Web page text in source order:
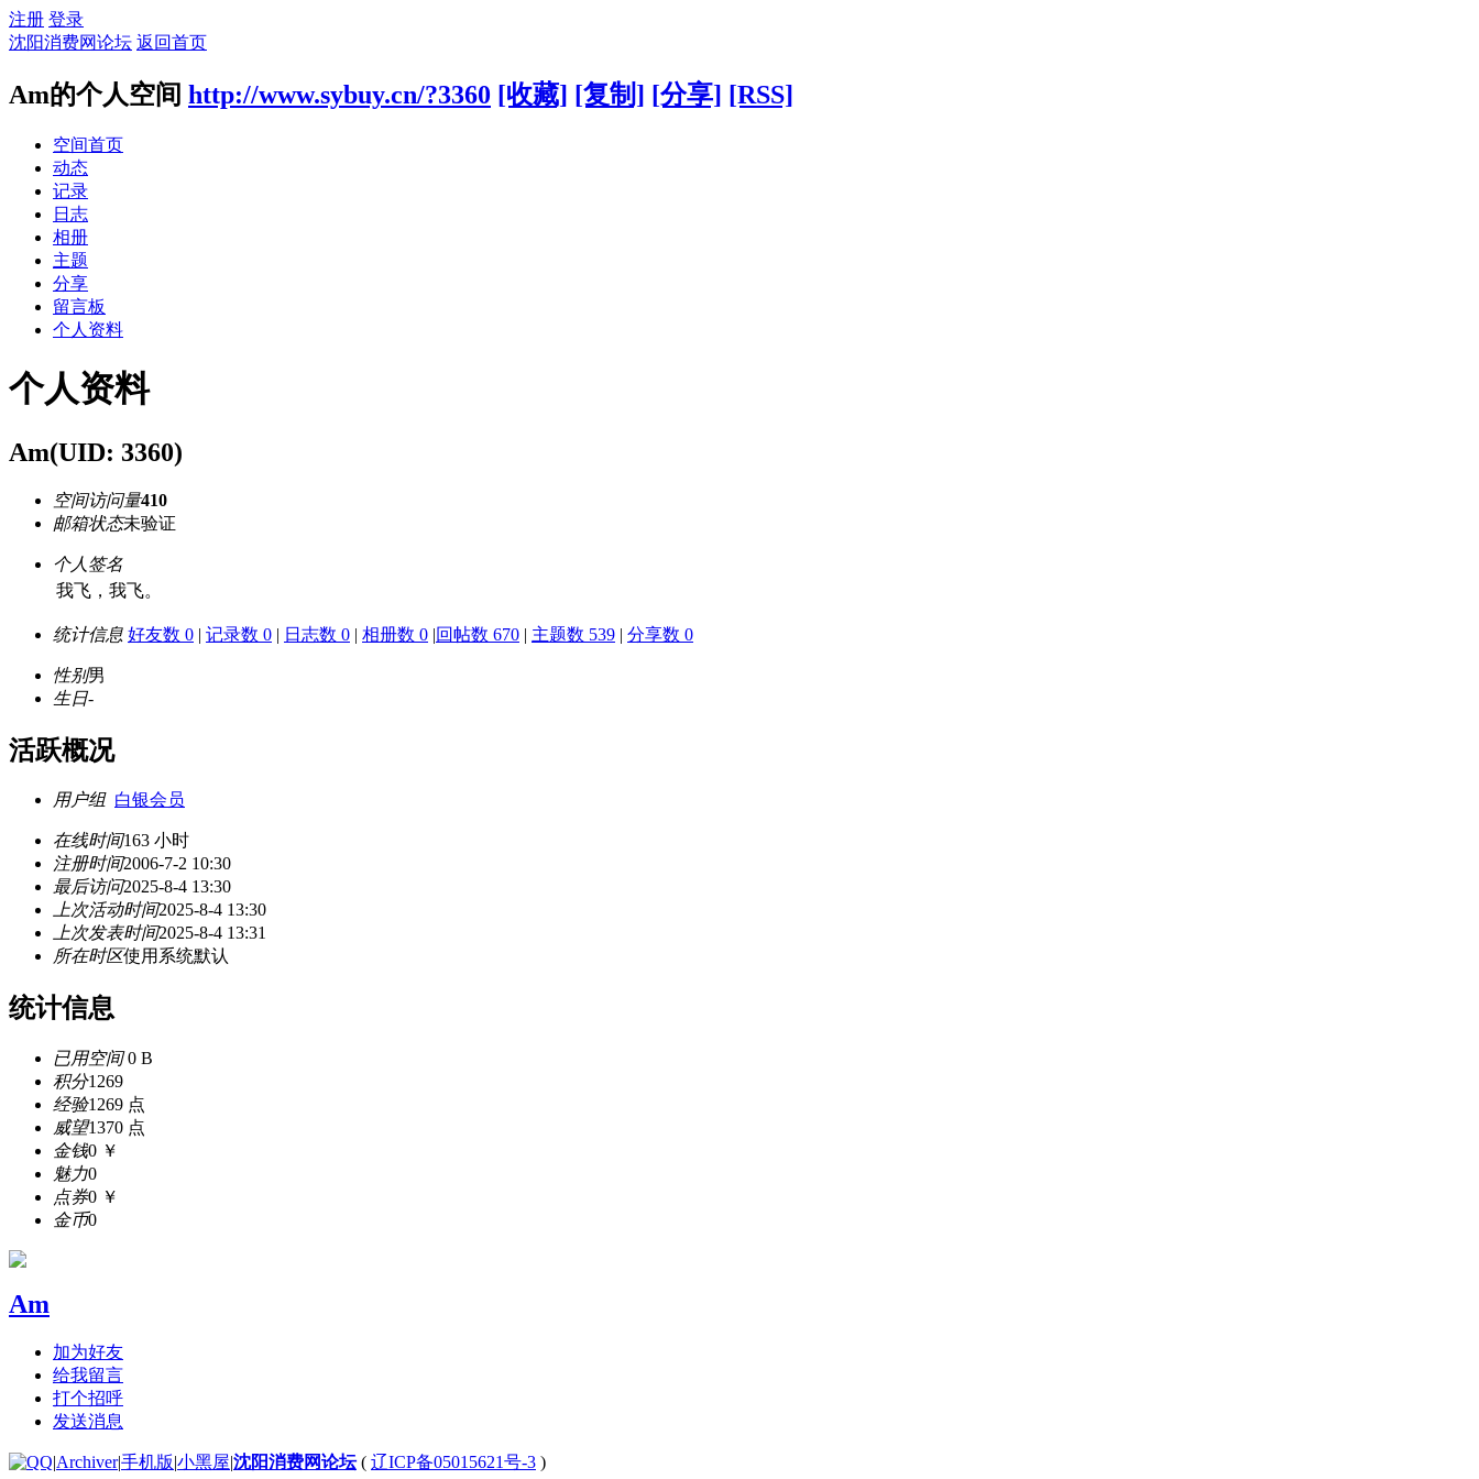
注册 登录
沈阳消费网论坛 返回首页
Am的个人空间 http://www.sybuy.cn/?3360 [收藏] [复制] [分享] [RSS]
空间首页
动态
记录
日志
相册
主题
分享
留言板
个人资料
个人资料
Am(UID: 3360)
空间访问量410
邮箱状态未验证
个人签名
我飞，我飞。
统计信息 好友数 0 | 记录数 0 | 日志数 0 | 相册数 0 |回帖数 670 | 主题数 539 | 分享数 0
性别男
生日-
活跃概况
用户组 白银会员
在线时间163 小时
注册时间2006-7-2 10:30
最后访问2025-8-4 13:30
上次活动时间2025-8-4 13:30
上次发表时间2025-8-4 13:31
所在时区使用系统默认
统计信息
已用空间0 B
积分1269
经验1269 点
威望1370 点
金钱0 ￥
魅力0
点券0 ￥
金币0
Am
加为好友
给我留言
打个招呼
发送消息
|Archiver|手机版|小黑屋|沈阳消费网论坛( 辽ICP备05015621号-3 )